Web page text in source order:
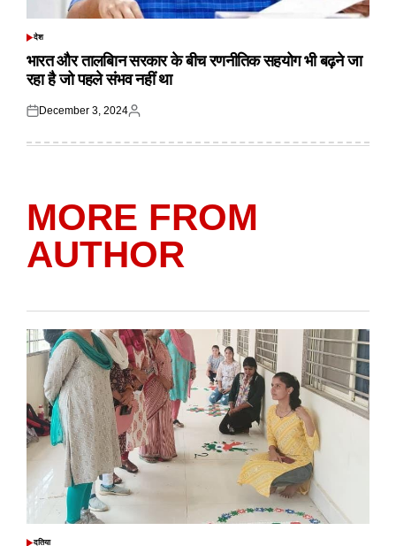
POSTED
देश
भारत और तालबिान सरकार के बीच रणनीतिक सहयोग भी बढ़ने जा
रहा है जो पहले संभव नहीं था
Posted
December 3, 2024
Posted
MORE FROM
AUTHOR
दतिया